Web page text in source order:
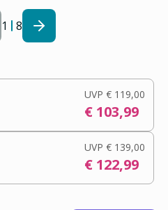
1 8
UVP € 119,00
€ 103,99
UVP € 139,00
€ 122,99